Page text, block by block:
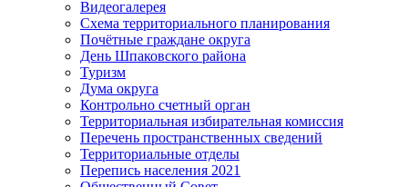
Видеогалерея
Схема территориального планирования
Почётные граждане округа
День Шпаковского района
Туризм
Дума округа
Контрольно счетный орган
Территориальная избирательная комиссия
Перечень пространственных сведений
Территориальные отделы
Перепись населения 2021